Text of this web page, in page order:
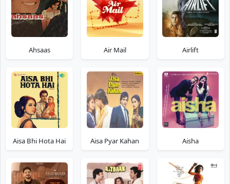
Ahsaas Air Mail Airlift
Aisa Bhi Hota Hai Aisa Pyar Kahan Aisha